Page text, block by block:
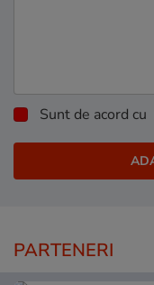
Sunt de acord cu
PARTENERI